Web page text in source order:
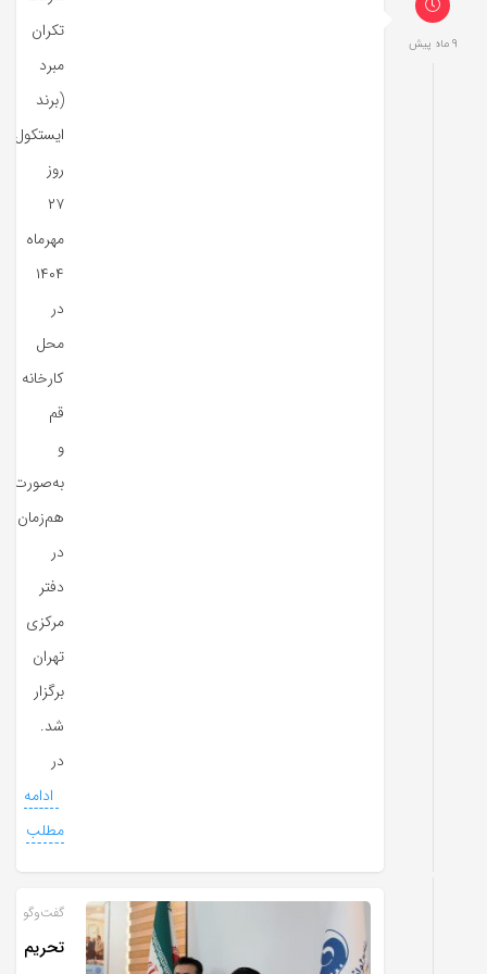
9 ماه پیش
تکران
مبرد
(برند
ایستکول)
روز
۲۷
مهرماه
۱۴۰۴
در
محل
کارخانه
قم
و
به‌صورت
هم‌زمان
در
دفتر
مرکزی
تهران
برگزار
شد.
در
ادامه
مطلب
گفت‌وگو
تحریم